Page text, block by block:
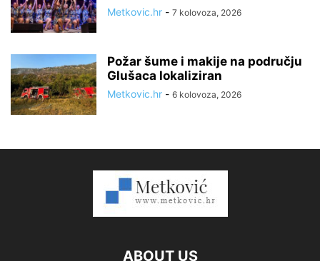
Metkovic.hr - 7 kolovoza, 2026
Požar šume i makije na području
Glušaca lokaliziran
Metkovic.hr - 6 kolovoza, 2026
ABOUT US